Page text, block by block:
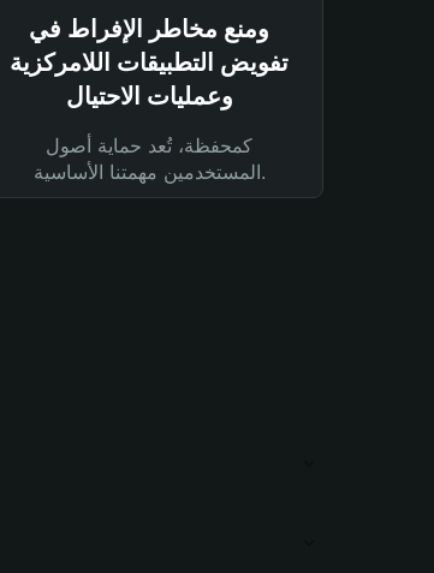
ومنع مخاطر الإفراط في
تفويض التطبيقات اللامركزية
وعمليات الاحتيال
كمحفظة، تُعد حماية أصول
المستخدمين مهمتنا الأساسية.